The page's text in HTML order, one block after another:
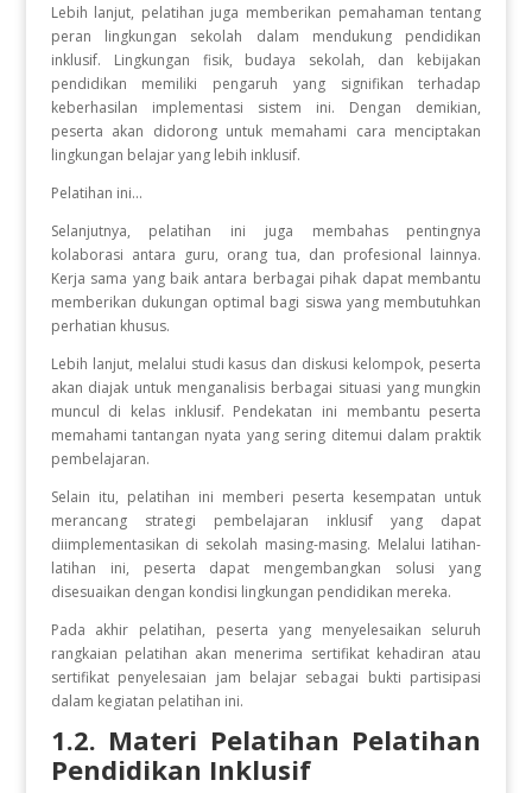
Lebih lanjut, pelatihan juga memberikan pemahaman tentang
peran lingkungan sekolah dalam mendukung pendidikan
inklusif. Lingkungan fisik, budaya sekolah, dan kebijakan
pendidikan memiliki pengaruh yang signifikan terhadap
keberhasilan implementasi sistem ini. Dengan demikian,
peserta akan didorong untuk memahami cara menciptakan
lingkungan belajar yang lebih inklusif.
Pelatihan ini...
Selanjutnya, pelatihan ini juga membahas pentingnya
kolaborasi antara guru, orang tua, dan profesional lainnya.
Kerja sama yang baik antara berbagai pihak dapat membantu
memberikan dukungan optimal bagi siswa yang membutuhkan
perhatian khusus.
Lebih lanjut, melalui studi kasus dan diskusi kelompok, peserta
akan diajak untuk menganalisis berbagai situasi yang mungkin
muncul di kelas inklusif. Pendekatan ini membantu peserta
memahami tantangan nyata yang sering ditemui dalam praktik
pembelajaran.
Selain itu, pelatihan ini memberi peserta kesempatan untuk
merancang strategi pembelajaran inklusif yang dapat
diimplementasikan di sekolah masing-masing. Melalui latihan-
latihan ini, peserta dapat mengembangkan solusi yang
disesuaikan dengan kondisi lingkungan pendidikan mereka.
Pada akhir pelatihan, peserta yang menyelesaikan seluruh
rangkaian pelatihan akan menerima sertifikat kehadiran atau
sertifikat penyelesaian jam belajar sebagai bukti partisipasi
dalam kegiatan pelatihan ini.
1.2. Materi Pelatihan Pelatihan
Pendidikan Inklusif